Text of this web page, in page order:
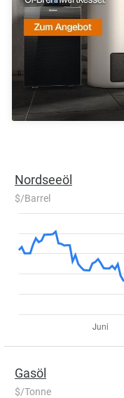
Nordseeöl
$/Barrel
Gasöl
$/Tonne